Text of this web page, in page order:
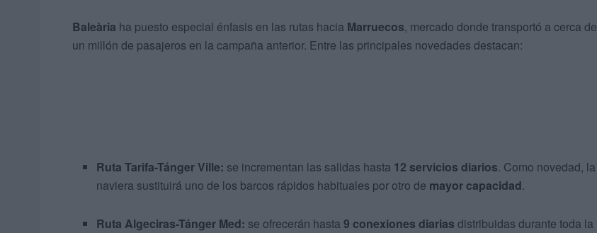
Baleària ha puesto especial énfasis en las rutas hacia Marruecos, mercado donde transportó a cerca de
un millón de pasajeros en la campaña anterior. Entre las principales novedades destacan:
Ruta Tarifa-Tánger Ville: se incrementan las salidas hasta 12 servicios diarios. Como novedad, la
naviera sustituirá uno de los barcos rápidos habituales por otro de mayor capacidad.
Ruta Algeciras-Tánger Med: se ofrecerán hasta9 conexiones diarias distribuidas durante toda la